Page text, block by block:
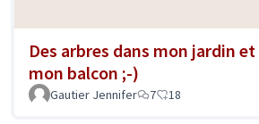
Des arbres dans mon jardin
mon balcon ;-)
Gautier Jennifer 7 18